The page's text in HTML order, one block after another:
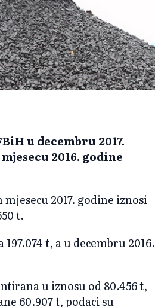
u decembru 2017.
2016. godine
2017. godine iznosi
t.
t, a u decembru 2016.
u iznosu od 80.456 t,
60.907 t, podaci su